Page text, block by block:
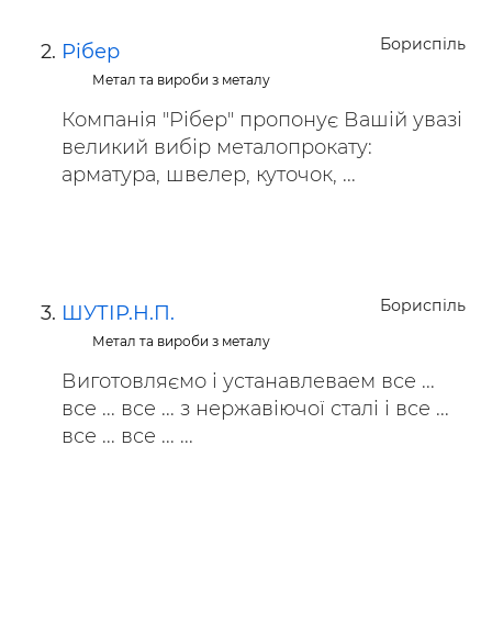
Бориспіль
Рiбер
Метал та вироби з металу
Компанія "Рібер" пропонує Вашій увазі
великий вибір металопрокату:
арматура, швелер, куточок, ...
Бориспіль
ШУТІР.Н.П.
Метал та вироби з металу
Виготовляємо і устанавлеваем все ...
все ... все ... з нержавіючої сталі і все ...
все ... все ... ...